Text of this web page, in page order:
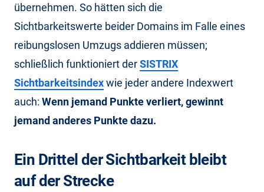
übernehmen. So hätten sich die
Sichtbarkeitswerte beider Domains im Falle eines
reibungslosen Umzugs addieren müssen;
schließlich funktioniert derSISTRIX
Sichtbarkeitsindexwie jeder andere Indexwert
auch: Wenn jemand Punkte verliert, gewinnt
jemand anderes Punkte dazu.
Ein Drittel der Sichtbarkeit bleibt
auf der Strecke